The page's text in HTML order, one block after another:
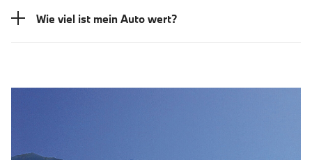
Wie viel ist mein Auto wert?